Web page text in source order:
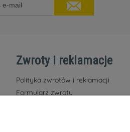
Zwroty i reklamacje
Polityka zwrotów i reklamacji
Formularz zwrotu